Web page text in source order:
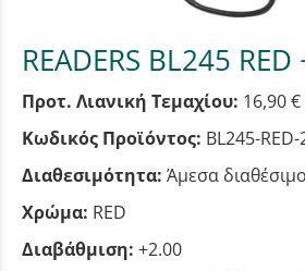
READERS BL245
Προτ. Λιανική Τεμαχίου: 16,90 €
Κωδικός Προϊόντος: BL245-
Διαθεσιμότητα: Άμεσα διαθέσιμο
Χρώμα: RED
Διαβάθμιση: +2.00